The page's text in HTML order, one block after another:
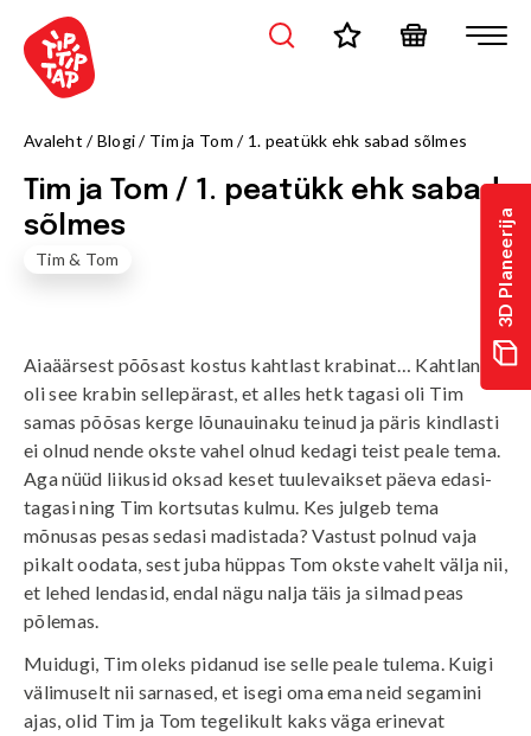
3D Planeerija
Avaleht /Blogi/ Tim ja Tom / 1. peatükk ehk sabad sõlmes
Tim ja Tom / 1. peatükk ehk sabad
sõlmes
Tim & Tom
Aiaäärsest põõsast kostus kahtlast krabinat… Kahtlane
oli see krabin sellepärast, et alles hetk tagasi oli Tim
samas põõsas kerge lõunauinaku teinud ja päris kindlasti
ei olnud nende okste vahel olnud kedagi teist peale tema.
Aga nüüd liikusid oksad keset tuulevaikset päeva edasi-
tagasi ning Tim kortsutas kulmu. Kes julgeb tema
mõnusas pesas sedasi madistada? Vastust polnud vaja
pikalt oodata, sest juba hüppas Tom okste vahelt välja nii,
et lehed lendasid, endal nägu nalja täis ja silmad peas
põlemas.
Muidugi, Tim oleks pidanud ise selle peale tulema. Kuigi
välimuselt nii sarnased, et isegi oma ema neid segamini
ajas, olid Tim ja Tom tegelikult kaks väga erinevat